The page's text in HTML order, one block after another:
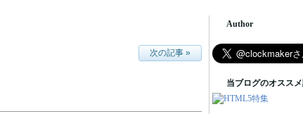
次の記事 »
Author
当ブログのオスス